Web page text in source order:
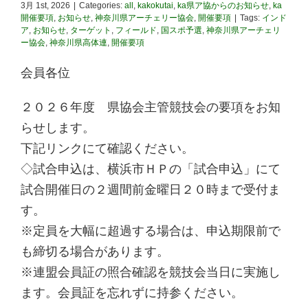
3月 1st, 2026 Categories: all , kakokutai, ka県ア協からのお知らせ, ka
開催要項, お知らせ, 神奈川県アーチェリー協会, 開催要項 Tags: インド
ア, お知らせ, ターゲット , フィールド, 国スポ予選, 神奈川県アーチェリ
ー協会, 神奈川県高体連, 開催要項
会員各位
２０２６年度 県協会主管競技会の要項をお知
らせします。
下記リンクにて確認ください。
◇試合申込は、横浜市ＨＰの「試合申込」にて
試合開催日の２週間前金曜日２０時まで受付ま
す。
※定員を大幅に超過する場合は、申込期限前で
も締切る場合があります。
※連盟会員証の照合確認を競技会当日に実施し
ます。会員証を忘れずに持参ください。